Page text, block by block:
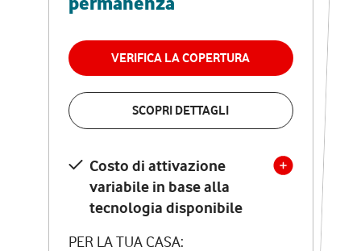
VERIFICA LA COPERTURA
SCOPRI DETTAGLI
Costo di attivazione
variabile in base alla
tecnologia disponibile
PER LA TUA CASA:
permanenza
VERIFICA LA COPERTURA
Costo di attivazione
variabile in base alla
tecnologia disponibile
PER LA TUA CASA: